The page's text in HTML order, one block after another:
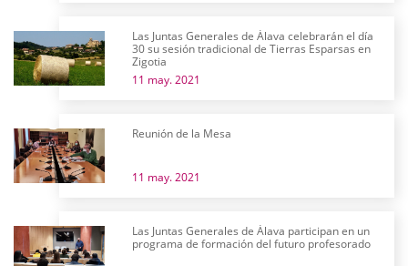
Las Juntas Generales de Álava celebrarán el día
30 su sesión tradicional de Tierras Esparsas en
Zigotia
11 may. 2021
Reunión de la Mesa
11 may. 2021
Las Juntas Generales de Álava participan en un
programa de formación del futuro profesorado